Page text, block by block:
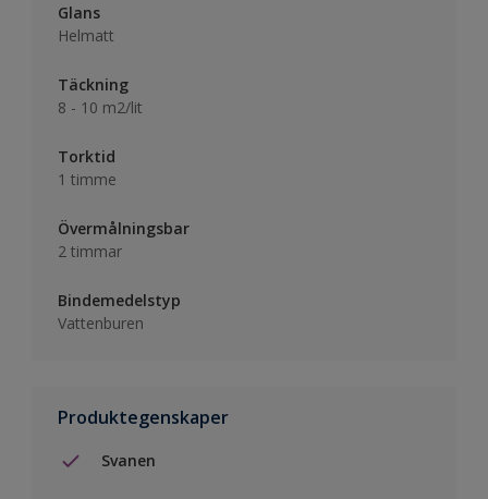
Glans
Helmatt
Täckning
8 - 10 m2/lit
Torktid
1 timme
Övermålningsbar
2 timmar
Bindemedelstyp
Vattenburen
Produktegenskaper
Svanen